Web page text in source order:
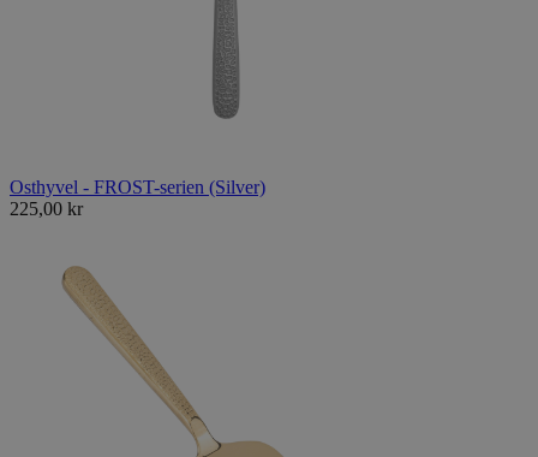
Osthyvel - FROST-serien (Silver)
225,00 kr